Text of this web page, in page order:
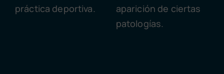
práctica deportiva.
aparición de ciertas
patologías.